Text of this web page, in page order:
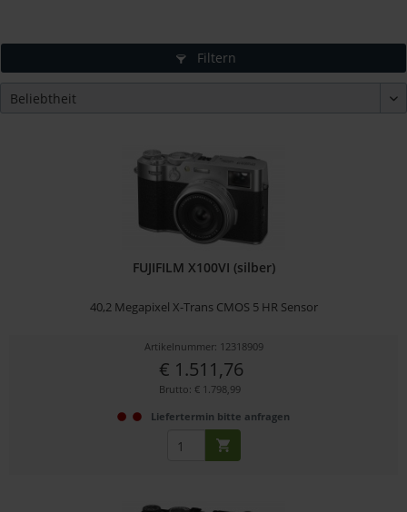
Filtern
FUJIFILM X100VI (silber)
40,2 Megapixel X-Trans CMOS 5 HR Sensor
Artikelnummer: 12318909
€ 1.511,76
Brutto: € 1.798,99
Liefertermin bitte anfragen